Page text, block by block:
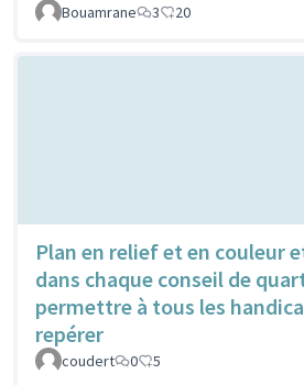
Bouamrane 3 20
Plan en relief et en couleur
dans chaque conseil de
permettre à tous les
repérer
coudert 0 5